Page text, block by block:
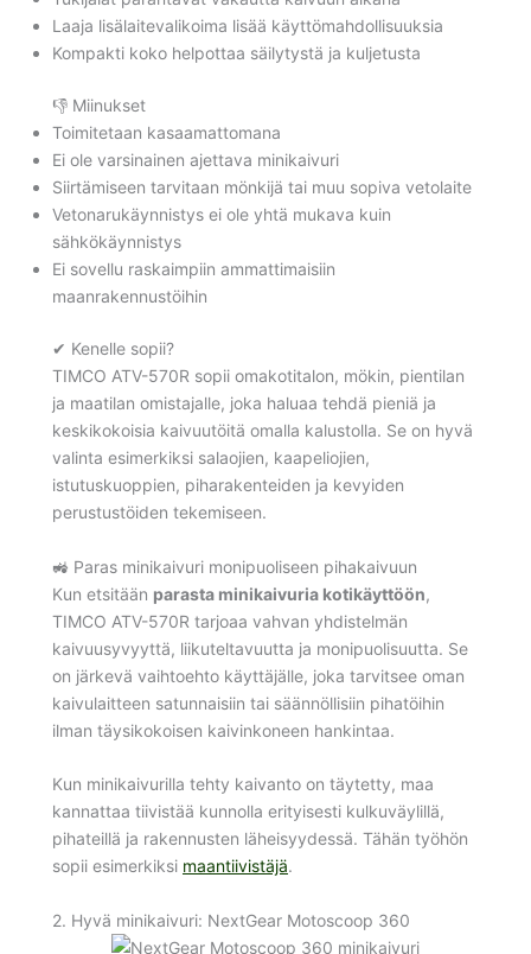
Laaja lisälaitevalikoima lisää käyttömahdollisuuksia
Kompakti koko helpottaa säilytystä ja kuljetusta
👎 Miinukset
Toimitetaan kasaamattomana
Ei ole varsinainen ajettava minikaivuri
Siirtämiseen tarvitaan mönkijä tai muu sopiva vetolaite
Vetonarukäynnistys ei ole yhtä mukava kuin
sähkökäynnistys
Ei sovellu raskaimpiin ammattimaisiin
maanrakennustöihin
✔ Kenelle sopii?
TIMCO ATV-570R sopii omakotitalon, mökin, pientilan
ja maatilan omistajalle, joka haluaa tehdä pieniä ja
keskikokoisia kaivuutöitä omalla kalustolla. Se on hyvä
valinta esimerkiksi salaojien, kaapeliojien,
istutuskuoppien, piharakenteiden ja kevyiden
perustustöiden tekemiseen.
🚜 Paras minikaivuri monipuoliseen pihakaivuun
Kun etsitään parasta minikaivuria kotikäyttöön,
TIMCO ATV-570R tarjoaa vahvan yhdistelmän
kaivuusyvyyttä, liikuteltavuutta ja monipuolisuutta. Se
on järkevä vaihtoehto käyttäjälle, joka tarvitsee oman
kaivulaitteen satunnaisiin tai säännöllisiin pihatöihin
ilman täysikokoisen kaivinkoneen hankintaa.
Kun minikaivurilla tehty kaivanto on täytetty, maa
kannattaa tiivistää kunnolla erityisesti kulkuväylillä,
pihateillä ja rakennusten läheisyydessä. Tähän työhön
sopii esimerkiksi maantiivistäjä.
2. Hyvä minikaivuri: NextGear Motoscoop 360